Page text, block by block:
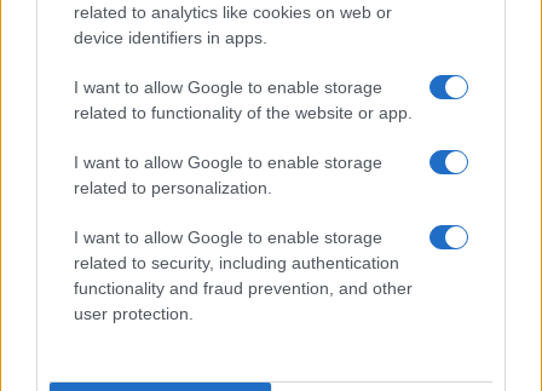
related to analytics like cookies on web or
device identifiers in apps.
I want to allow Google to enable storage
related to functionality of the website or app.
I want to allow Google to enable storage
related to personalization.
I want to allow Google to enable storage
related to security, including authentication
functionality and fraud prevention, and other
user protection.
Bruno Costa · 4 ago 2026